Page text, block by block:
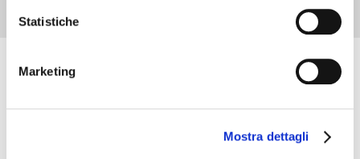
Statistiche
Marketing
Mostra dettagli
fase 8
Applichiamo la colla sulla linguetta più lunga